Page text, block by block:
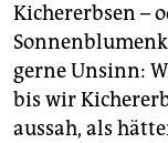
Kichererbsen –
gerne Unsinn:
bis wir
aussah, als